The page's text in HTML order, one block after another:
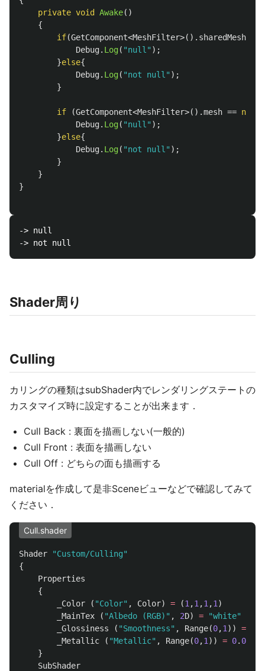
private void Awake()
{
if(GetComponent<MeshFilter>(). sharedMesh
Debug. Log( "null" );
}else{
Debug. Log( "not null" );
}
if (GetComponent<MeshFilter>().mesh == null
Debug. Log( "null" );
}else{
Debug. Log( "not null" );
}
}
}
-> null
Shader周り
Culling
カリングの種類はsubShader内でレンダリングステートの
カスタマイズ時に設定することが出来ます．
Cull Back : 裏面を描画しない(一般的)
Cull Front : 表面を描画しない
Cull Off : どちらの面も描画する
materialを作成して是非Sceneビューなどで確認してみて
ください．
Cull.shader
Shader
"Custom/Culling"
{
Properties
{
_Color
( "Color" , Color) = (1 ,1 ,1 ,1 )
_MainTex
( "Albedo (RGB)" , 2D) = "white"
_Glossiness
( "Smoothness" , Range(0,1 )) =
_Metallic
( "Metallic" , Range(0,1 )) = 0. 0
}
SubShader